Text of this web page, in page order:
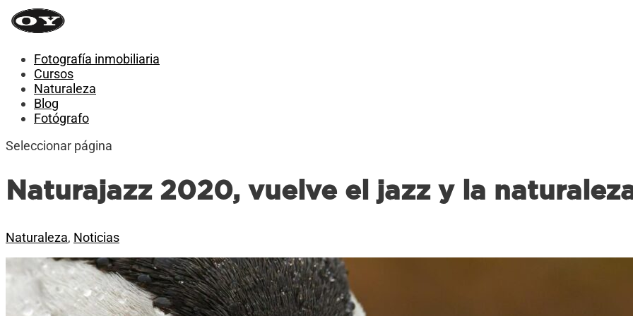
Fotografía inmobiliaria
Cursos
Naturaleza
Blog
Fotógrafo
Seleccionar página
Naturajazz 2020, vuelve el jazz y la
Naturaleza, Noticias